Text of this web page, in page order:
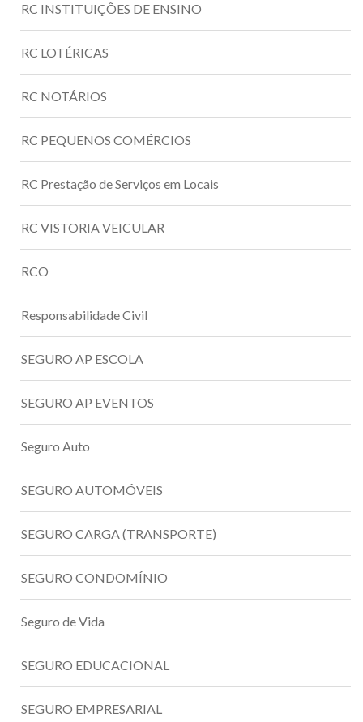
RC INSTITUIÇÕES DE ENSINO
RC LOTÉRICAS
RC NOTÁRIOS
RC PEQUENOS COMÉRCIOS
RC Prestação de Serviços em Locais
RC VISTORIA VEICULAR
RCO
Responsabilidade Civil
SEGURO AP ESCOLA
SEGURO AP EVENTOS
Seguro Auto
SEGURO AUTOMÓVEIS
SEGURO CARGA (TRANSPORTE)
SEGURO CONDOMÍNIO
Seguro de Vida
SEGURO EDUCACIONAL
SEGURO EMPRESARIAL